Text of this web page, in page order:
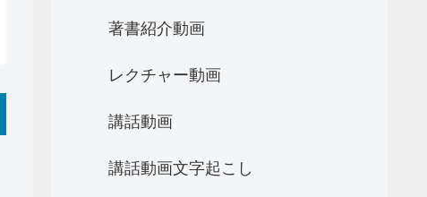
著書紹介動画
レクチャー動画
講話動画
講話動画文字起こし